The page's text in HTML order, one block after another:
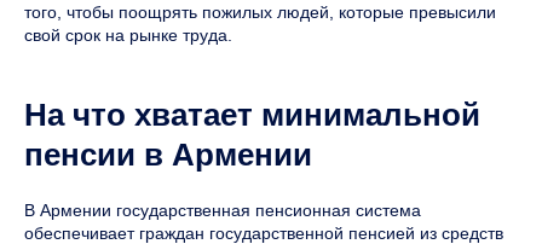
того, чтобы поощрять пожилых людей, которые превысили
свой срок на рынке труда.
На что хватает минимальной
пенсии в Армении
В Армении государственная пенсионная система
обеспечивает граждан государственной пенсией из средств